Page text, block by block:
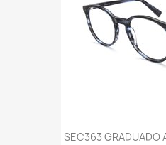
SEC363 GRADUADO